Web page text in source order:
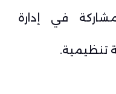
في إدارة
تنظيمية.